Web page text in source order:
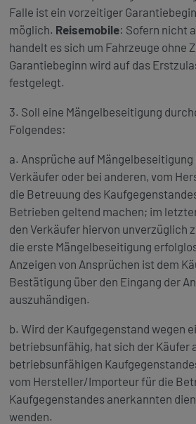
Falle ist ein vorzeitiger
möglich. Reisemobile: Sofern nicht
handelt es sich um Fahrzeuge ohne
Garantiebeginn wird auf das
festgelegt.
3. Soll eine Mängelbeseitigung
Folgendes:
a. Ansprüche auf
Verkäufer oder bei anderen, vom
die Betreuung des
Betrieben geltend machen; im
den Verkäufer hiervon unverzüglich
die erste Mängelbeseitigung
Anzeigen von Ansprüchen ist dem
Bestätigung über den Eingang der
auszuhändigen.
b. Wird der Kaufgegenstand wegen
betriebsunfähig, hat sich der Käufer
betriebsunfähigen
vom Hersteller/Importeur für die
Kaufgegenstandes anerkannten
wenden.